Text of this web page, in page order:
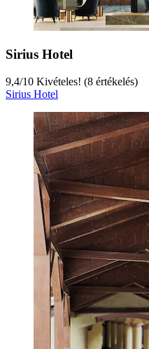
Sirius Hotel
9,4/10 Kivételes! (8 értékelés)
Sirius Hotel